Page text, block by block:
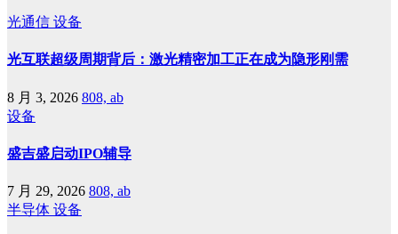
光通信 设备
光互联超级周期背后：激光精密加工正在成为隐形刚需
8 月 3, 2026 808, ab
设备
盛吉盛启动IPO辅导
7 月 29, 2026 808, ab
半导体 设备